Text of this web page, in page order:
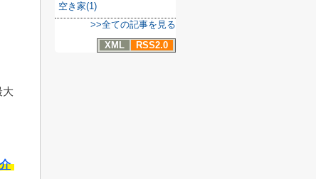
大
空き家(1)
>>全ての記事を見る
XML
RSS2.0